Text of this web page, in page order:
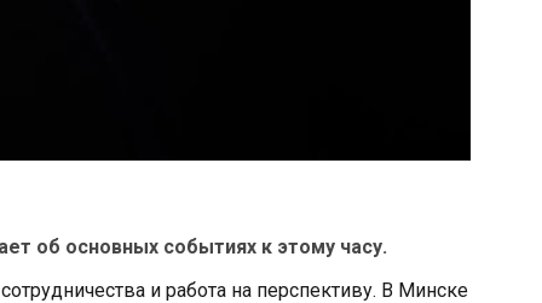
об основных событиях к этому часу.
и работа на перспективу. В Минске